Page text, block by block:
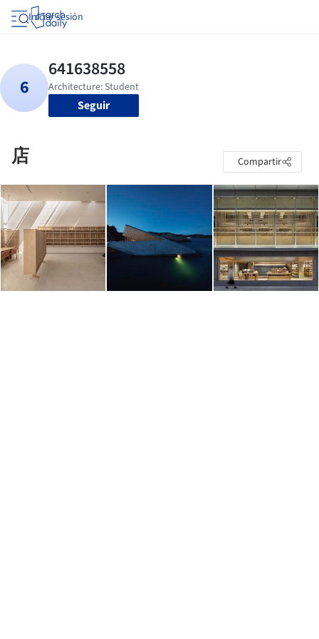
Iniciar sesión
Seguir
店 Compartir